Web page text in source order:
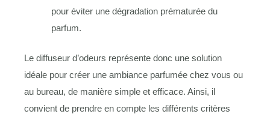
pour éviter une dégradation prématurée du
parfum.
Le diffuseur d’odeurs représente donc une solution
idéale pour créer une ambiance parfumée chez vous ou
au bureau, de manière simple et efficace. Ainsi, il
convient de prendre en compte les différents critères